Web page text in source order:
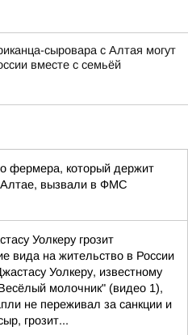
сыровара с Алтая могут
вместе с семьёй
фермера, который держит
Алтае, вызвали в ФМС
Уолкеру грозит
вида на жительство в России
Уолкеру, известному
молочник" (видео 1),
не переживал за санкции и
грозит...